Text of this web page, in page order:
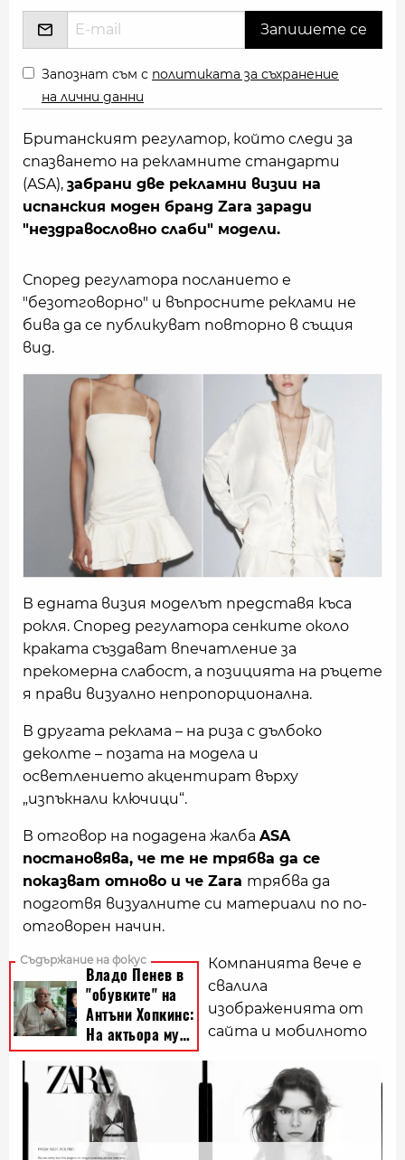
Запознат съм с политиката за съхранение
на лични данни
Британският регулатор, който следи за
спазването на рекламните стандарти
(ASA), забрани две рекламни визии на
испанския моден бранд Zara заради
"нездравословно слаби" модели.
Според регулатора посланието е
"безотговорно" и въпросните реклами не
бива да се публикуват повторно в същия
вид.
В едната визия моделът представя къса
рокля. Според регулатора сенките около
краката създават впечатление за
прекомерна слабост, а позицията на ръцете
я прави визуално непропорционална.
В другата реклама – на риза с дълбоко
деколте – позата на модела и
осветлението акцентират върху
„изпъкнали ключици“.
В отговор на подадена жалба ASA
постановява, че те не трябва да се
показват отново и че Zara трябва да
подготвя визуалните си материали по по-
отговорен начин.
Компанията вече е
свалила
изображенията от
сайта и мобилното